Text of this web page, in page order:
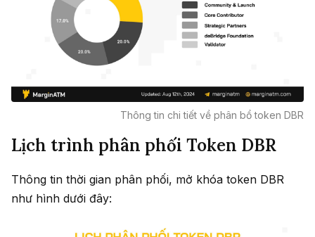
Thông tin chi tiết về phân bổ token DBR
Lịch trình phân phối Token DBR
Thông tin thời gian phân phối, mở khóa token DBR
như hình dưới đây: